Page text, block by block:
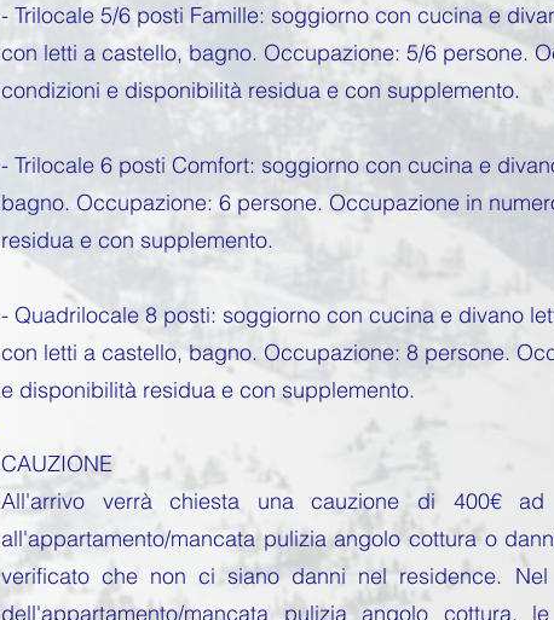
- Trilocale 5/6 posti Famille: soggiorno con cucina e
con letti a castello, bagno. Occupazione: 5/6 persone.
condizioni e disponibilità residua e con supplemento.
- Trilocale 6 posti Comfort: soggiorno con cucina e
bagno. Occupazione: 6 persone. Occupazione in
residua e con supplemento.
- Quadrilocale 8 posti: soggiorno con cucina e divano
con letti a castello, bagno. Occupazione: 8 persone.
e disponibilità residua e con supplemento.
CAUZIONE
All'arrivo verrà chiesta una cauzione di 400€
all'appartamento/mancata pulizia angolo cottura o
verificato che non ci siano danni nel residence.
dell'appartamento/mancata pulizia angolo cottura,